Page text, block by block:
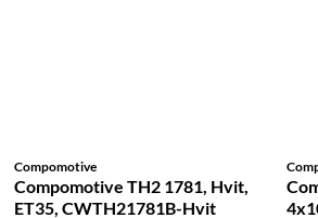
Compomotive
Compomotive TH2 1781, Hvit,
ET35, CWTH21781B-Hvit